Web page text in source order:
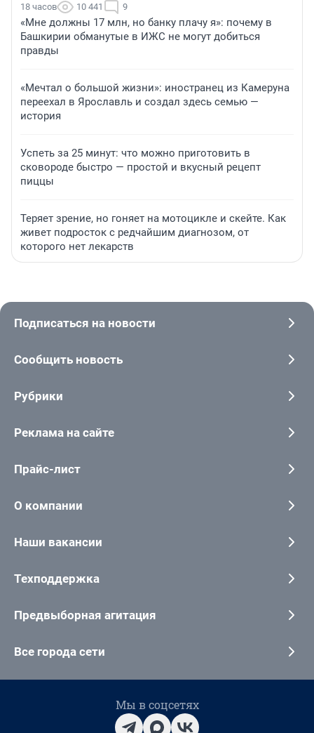
18 часов 10 441 9
«Мне должны 17 млн, но банку плачу я»: почему в
Башкирии обманутые в ИЖС не могут добиться
правды
«Мечтал о большой жизни»: иностранец из Камеруна
переехал в Ярославль и создал здесь семью —
история
Успеть за 25 минут: что можно приготовить в
сковороде быстро — простой и вкусный рецепт
пиццы
Теряет зрение, но гоняет на мотоцикле и скейте. Как
живет подросток с редчайшим диагнозом, от
которого нет лекарств
Подписаться на новости
Сообщить новость
Рубрики
Реклама на сайте
Прайс-лист
О компании
Наши вакансии
Техподдержка
Предвыборная агитация
Все города сети
Мы в соцсетях